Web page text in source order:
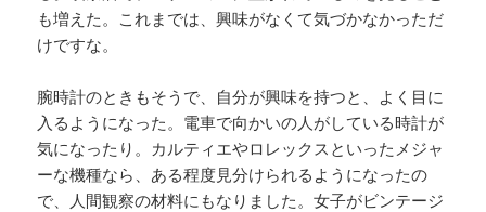
も増えた。これまでは、興味がなくて気づかなかっただ
けですな。
腕時計のときもそうで、自分が興味を持つと、よく目に
入るようになった。電車で向かいの人がしている時計が
気になったり。カルティエやロレックスといったメジャ
ーな機種なら、ある程度見分けられるようになったの
で、人間観察の材料にもなりました。女子がビンテージ